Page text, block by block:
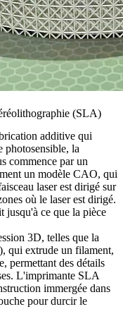
(SLA)
additive qui
photosensible, la
commence par un
un modèle CAO, qui
laser est dirigé sur
où le laser est dirigé.
jusqu'à ce que la pièce
3D, telles que la
, qui extrude un filament,
permettant des détails
L'imprimante SLA
immergée dans
pour durcir le